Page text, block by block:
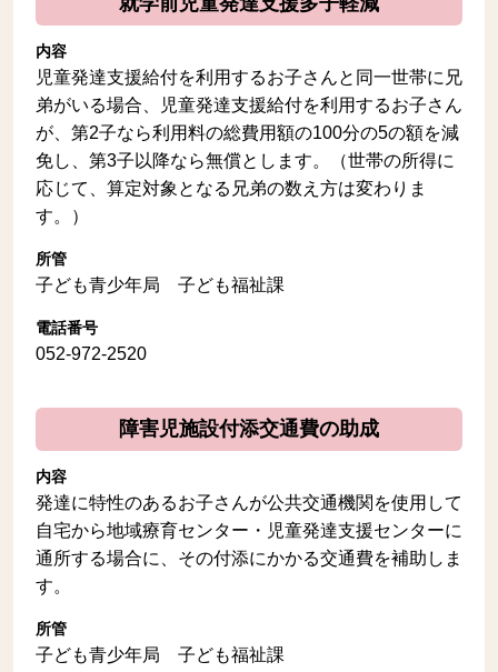
内容
児童発達支援給付を利用するお子さんと同一世帯に兄
弟がいる場合、児童発達支援給付を利用するお子さん
が、第2子なら利用料の総費用額の100分の5の額を減
免し、第3子以降なら無償とします。（世帯の所得に
応じて、算定対象となる兄弟の数え方は変わりま
す。）
所管
子ども青少年局 子ども福祉課
電話番号
052-972-2520
障害児施設付添交通費の助成
内容
発達に特性のあるお子さんが公共交通機関を使用して
自宅から地域療育センター・児童発達支援センターに
通所する場合に、その付添にかかる交通費を補助しま
す。
所管
子ども青少年局 子ども福祉課